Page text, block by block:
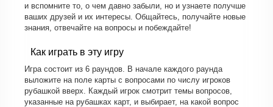
и вспомните то, о чем давно забыли, но и узнаете получше
ваших друзей и их интересы. Общайтесь, получайте новые
знания, отвечайте на вопросы и побеждайте!
Как играть в эту игру
Игра состоит из 6 раундов. В начале каждого раунда
выложите на поле карты с вопросами по числу игроков
рубашкой вверх. Каждый игрок смотрит темы вопросов,
указанные на рубашках карт, и выбирает, на какой вопрос